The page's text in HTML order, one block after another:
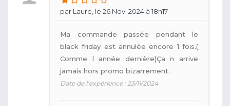
par Laure, le 26 Nov. 2024 à 18h17
Ma commande passée pendant le
black friday est annulée encore 1 fois.(
Comme l année dernière)Ça n arrive
jamais hors promo bizarrement.
Date de l'expérience : 23/11/2024